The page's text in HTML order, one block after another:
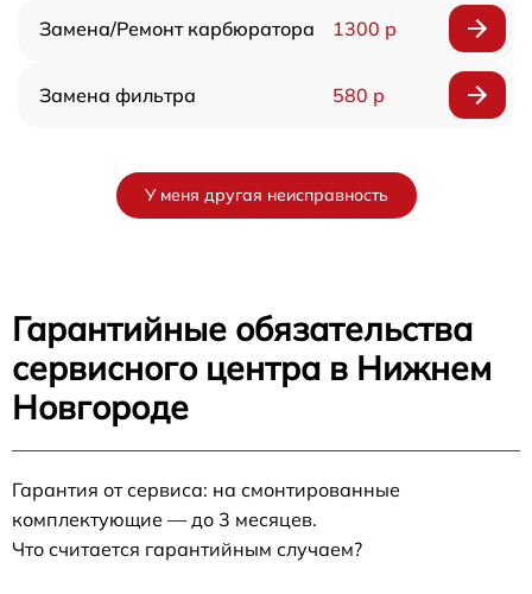
Замена/Pемонт карбюратора 1300 р
Замена фильтра 580 р
У меня другая неисправность
Гарантийные обязательства
сервисного центра в Нижнем
Новгороде
Гарантия от сервиса: на смонтированные
комплектующие — до 3 месяцев.
Что считается гарантийным случаем?